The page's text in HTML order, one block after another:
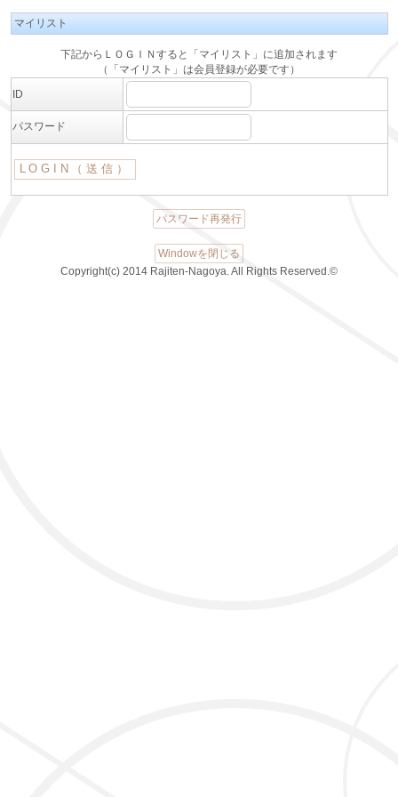
マイリスト
下記からＬＯＧＩＮすると「マイリスト」に追加されます
（「マイリスト」は会員登録が必要です）
ID
パスワード
パスワード再発行
Windowを閉じる
Copyright(c) 2014 Rajiten-Nagoya. All Rights Reserved.©